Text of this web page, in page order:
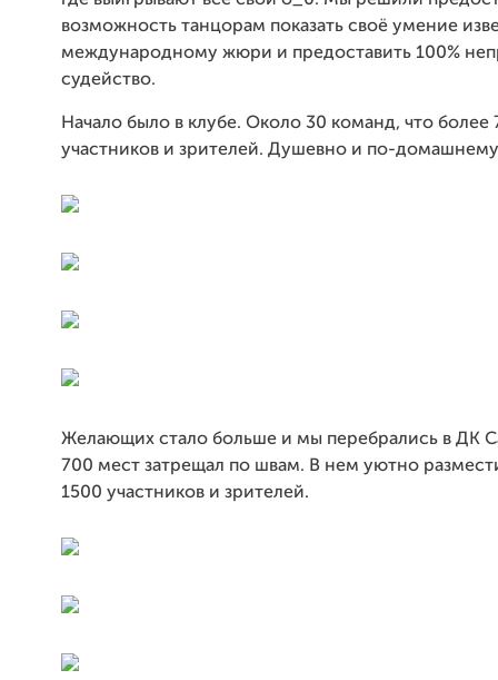
возможность танцорам показать своё умение
международному жюри и предоставить 100%
судейство.
Начало было в клубе. Около 30 команд, что более
участников и зрителей. Душевно и по-
Желающих стало больше и мы перебрались в ДК
700 мест затрещал по швам. В нем уютно
1500 участников и зрителей.